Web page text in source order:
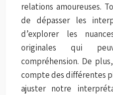
relations amoureuses.
de dépasser les
d’explorer les
originales qui
compréhension. De
compte des différentes
ajuster notre